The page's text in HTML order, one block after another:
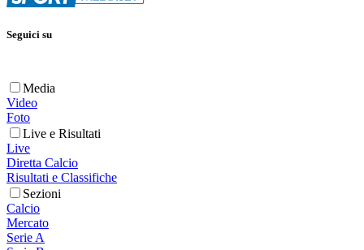
Seguici su
Media
Video
Foto
Live e Risultati
Live
Diretta Calcio
Risultati e Classifiche
Sezioni
Calcio
Mercato
Serie A